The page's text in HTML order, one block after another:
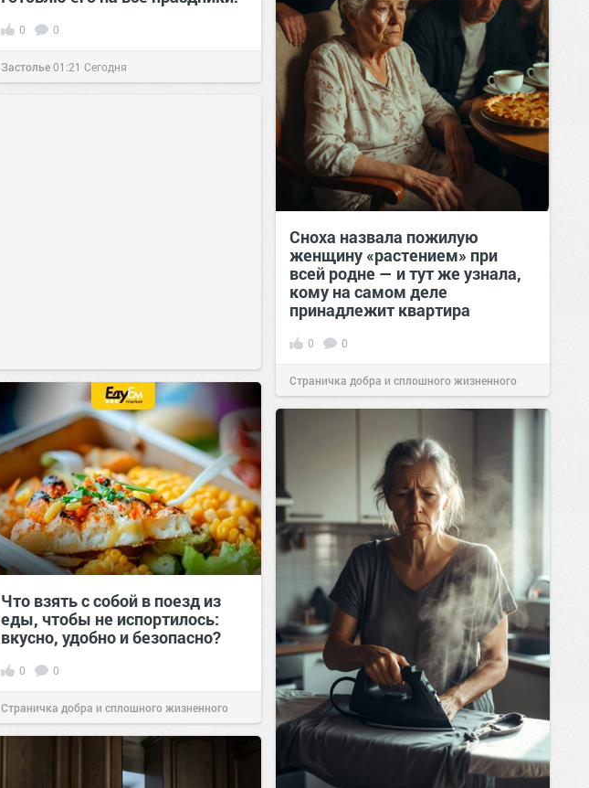
0 0
Застолье01:21 Сегодня
Сноха назвала пожилую
женщину «растением» при
всей родне — и тут же узнала,
кому на самом деле
принадлежит квартира
0 0
Страничка добра и сплошного жизненного
позитива!00:29Сегодня
Что взять с собой в поезд из
еды, чтобы не испортилось:
вкусно, удобно и безопасно?
0 0
Страничка добра и сплошного жизненного
позитива!00:29Сегодня